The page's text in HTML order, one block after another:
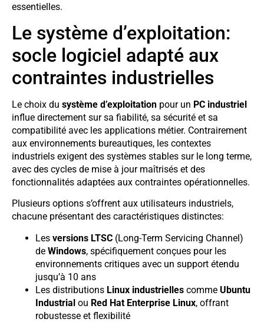
essentielles.
Le système d’exploitation:
socle logiciel adapté aux
contraintes industrielles
Le choix du système d’exploitation pour un PC industriel
influe directement sur sa fiabilité, sa sécurité et sa
compatibilité avec les applications métier. Contrairement
aux environnements bureautiques, les contextes
industriels exigent des systèmes stables sur le long terme,
avec des cycles de mise à jour maîtrisés et des
fonctionnalités adaptées aux contraintes opérationnelles.
Plusieurs options s’offrent aux utilisateurs industriels,
chacune présentant des caractéristiques distinctes:
Les versions LTSC (Long-Term Servicing Channel)
de Windows, spécifiquement conçues pour les
environnements critiques avec un support étendu
jusqu’à 10 ans
Les distributions Linux industrielles comme Ubuntu
Industrial ou Red Hat Enterprise Linux, offrant
robustesse et flexibilité